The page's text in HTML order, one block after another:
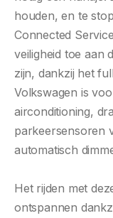
houden, en te
Connected
veiligheid toe aan
zijn, dankzij het
Volkswagen is
airconditioning,
parkeersensoren
automatisch
Het rijden met
ontspannen